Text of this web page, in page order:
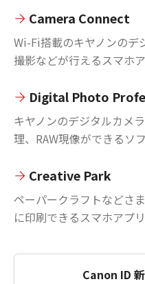
Camera Connect
Wi-Fi搭載のキヤノンのデ
撮影などが行えるスマホア
Digital Photo
キヤノンのデジタルカメ
理、RAW現像ができるソ
Creative Park
ペーパークラフトなどさ
に印刷できるスマホアプリ
Canon ID